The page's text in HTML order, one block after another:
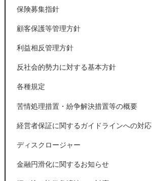
保険募集指針
顧客保護等管理方針
利益相反管理方針
反社会的勢力に対する基本方針
各種規定
苦情処理措置・紛争解決措置等の概要
経営者保証に関するガイドラインへの対応
ディスクロージャー
金融円滑化に関するお知らせ